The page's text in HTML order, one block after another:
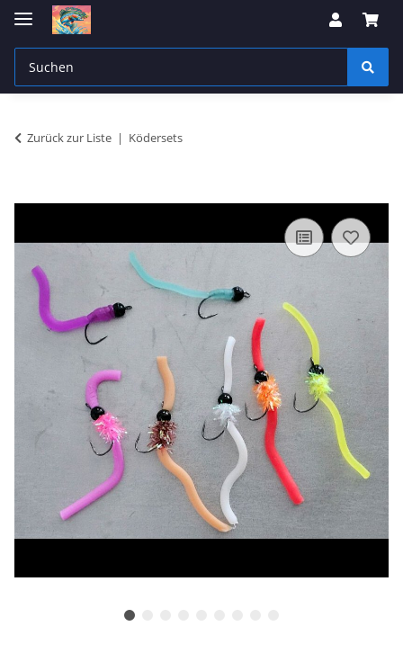
Zurück zur Liste Ködersets